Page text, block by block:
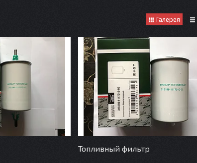
Галерея
Топливный фильтр